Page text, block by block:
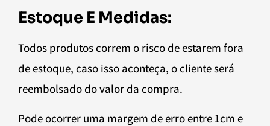
Estoque E Medidas:
Todos produtos correm o risco de estarem fora
de estoque, caso isso aconteça, o cliente será
reembolsado do valor da compra.
Pode ocorrer uma margem de erro entre 1cm e